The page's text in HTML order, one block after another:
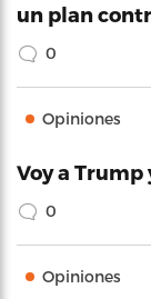
un plan
0
Opiniones
Voy a Trump
0
Opiniones